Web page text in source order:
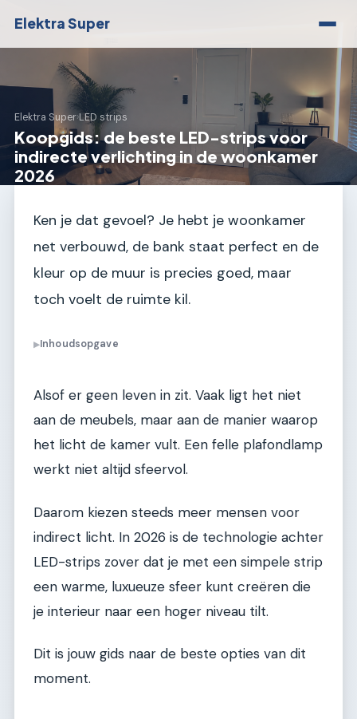
Elektra Super
Elektra Super›LED strips
Koopgids: de beste LED-strips voor
indirecte verlichting in de woonkamer
2026
Ken je dat gevoel? Je hebt je woonkamer
net verbouwd, de bank staat perfect en de
kleur op de muur is precies goed, maar
toch voelt de ruimte kil.
▶Inhoudsopgave
Alsof er geen leven in zit. Vaak ligt het niet
aan de meubels, maar aan de manier waarop
het licht de kamer vult. Een felle plafondlamp
werkt niet altijd sfeervol.
Daarom kiezen steeds meer mensen voor
indirect licht. In 2026 is de technologie achter
LED-strips zover dat je met een simpele strip
een warme, luxueuze sfeer kunt creëren die
je interieur naar een hoger niveau tilt.
Dit is jouw gids naar de beste opties van dit
moment.